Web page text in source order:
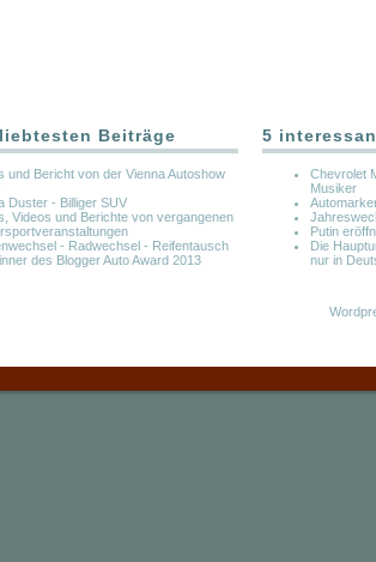
Beiträge
und Bericht von der Vienna Autoshow
Duster - Billiger SUV
Videos und Berichte von vergangenen
- Radwechsel - Reifentausch
des Blogger Auto Award 2013
5
Chevrolet
Musiker
Putin
Die
nur in